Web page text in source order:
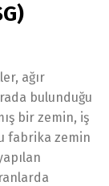
ağır
bulunduğu
bir zemin, iş
fabrika zemin